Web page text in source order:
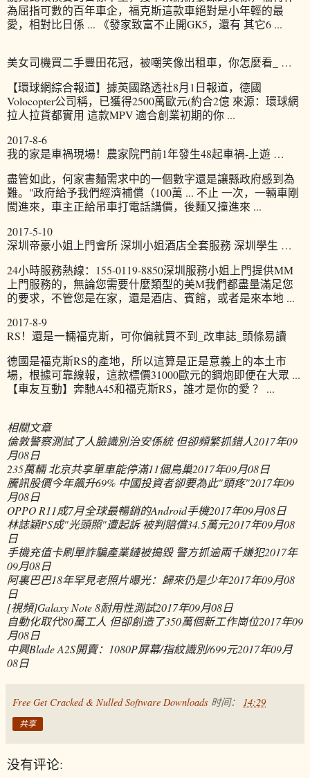
為屈指可數的百年車企，福克斯這款車絕對是小年輕的最
愛，相對比日係 ... 《發家致富不止開GK5，還有 其它6 ...
美女司機買二手豐田花冠，被嘲笑像出租車，你怎麼看_ …
【環球網綜合報道】據英國路透社8月1日報道，德國
Volocopter公司稱，已獲得2500萬歐元(約合2億 來源：環球網
拉人拉貨都實用 這款MPV 適合創業初期的你 ...
2017-8-6
我的家是車禍現場！農家院門前1年發生48起車禍-上遊 …
盡管如此，何家書麵需求中的一個數字還是讓縣政府感到為
難。"政府給予我們經濟補償（100萬 ... 不止 一次，一輛車剛
闖進來，車主正給吊車打電話講價，後麵又撞進來 ...
2017-5-10
深圳帝豪小姐上門會所 深圳小姐酒店全套服務 深圳學生 …
24小時服務熱線：155-0119-8850深圳服務小姐上門提供MM
上門服務的，無論您需要什麼類型的美M我們都盡量滿足您
的要求，不管您是在家，還是酒店、賓館，或者是來本地 ...
2017-8-9
RS！還是一輛福克斯，可你偏就買不到_改車誌_頭條易讀
德國是福克斯RS的產地，所以這算是正是意義上的本土市
場，根據可靠線報，這款標價31000歐元的鋼炮即便在大眾 ...
【車友互動】奔馳A45和福克斯RS，誰才是你的愛 ？ ...
相關文章
倫敦警察測試了人臉識別治安係統 但卻頻繁抓錯人2017年09
月08日
235萬輛 北京共享單車能停滿11個鳥巢2017年09月08日
騰訊股價今年飆升69% 中國投資者卻要為此"頭疼"2017年09
月08日
OPPO R11成7月全球最暢銷的Android手機2017年09月08日
林誌穎PS成"光頭照"遭起訴 被判賠償34.5萬元2017年09月08
日
手機充值卡刷單詐騙產業鏈被搗毀 警方抓逾兩千嫌犯2017年
09月08日
阿裏巴巴18年罕見老照片曝光：歸來仍是少年2017年09月08
日
[視頻]Galaxy Note 8耐用性測試2017年09月08日
自動化取代80萬工人 但卻創造了350萬個新工作崗位2017年09
月08日
中興Blade A2S開賣：1080P屏幕/指紋識別/699元2017年09月
08日
Free Get Cracked & Nulled Software Downloads 时间： 14:29
共享
没有评论: